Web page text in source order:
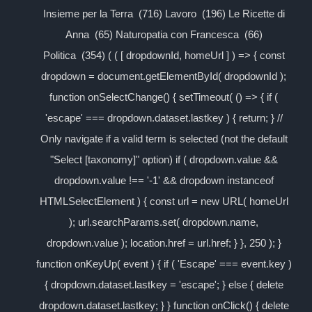
Insieme per la Terra (716) Lavoro (196) Le Ricette di
Anna (65) Naturopatia con Francesca (66)
Politica (354) ( ( [ dropdownId, homeUrl ] ) => { const
dropdown = document.getElementById( dropdownId );
function onSelectChange() { setTimeout( () => { if (
'escape' === dropdown.dataset.lastkey ) { return; } //
Only navigate if a valid term is selected (not the default
"Select [taxonomy]" option) if ( dropdown.value &&
dropdown.value !== '-1' && dropdown instanceof
HTMLSelectElement ) { const url = new URL( homeUrl
); url.searchParams.set( dropdown.name,
dropdown.value ); location.href = url.href; } }, 250 ); }
function onKeyUp( event ) { if ( 'Escape' === event.key )
{ dropdown.dataset.lastkey = 'escape'; } else { delete
dropdown.dataset.lastkey; } } function onClick() { delete